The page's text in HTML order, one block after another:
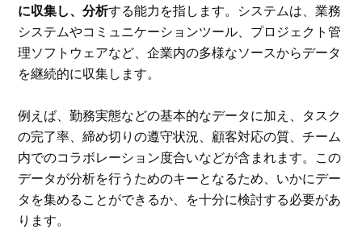
に収集し、分析する能力を指します。システムは、業務
システムやコミュニケーションツール、プロジェクト管
理ソフトウェアなど、企業内の多様なソースからデータ
を継続的に収集します。
例えば、勤務実態などの基本的なデータに加え、タスク
の完了率、締め切りの遵守状況、顧客対応の質、チーム
内でのコラボレーション度合いなどが含まれます。この
データが分析を行うためのキーとなるため、いかにデー
タを集めることができるか、を十分に検討する必要があ
ります。